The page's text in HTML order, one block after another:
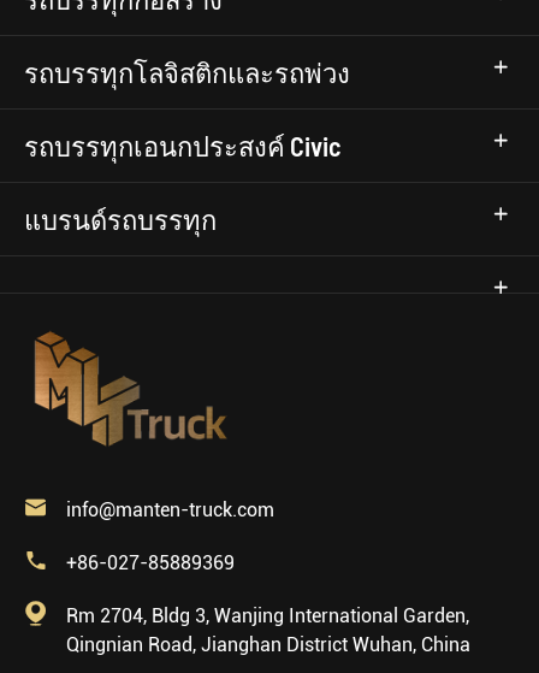
รถบรรทุกโลจิสติกและรถพ่วง
รถบรรทุกเอนกประสงค์ Civic
แบรนด์รถบรรทุก
 info@manten-truck.com
 +86-027-85889369

Rm 2704, Bldg 3, Wanjing International Garden,
Qingnian Road, Jianghan District Wuhan, China